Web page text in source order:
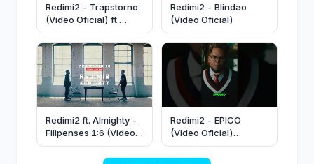
Redimi2 - Trapstorno
(Video Oficial) ft.
Natan el Profeta,
Rubinsky Rbk, Philippe
Redimi2 - Blindao
(Video Oficial)
Redimi2 ft. Almighty -
Filipenses 1:6 (Video
Oficial) Extended
Redimi2 - EPICO
(Video Oficial)
#redimido